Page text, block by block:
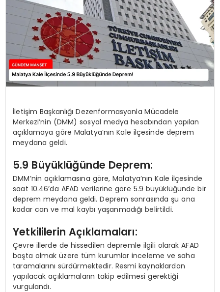
İletişim Başkanlığı Dezenformasyonla Mücadele
Merkezi’nin (DMM) sosyal medya hesabından yapılan
açıklamaya göre Malatya’nın Kale ilçesinde deprem
meydana geldi.
5.9 Büyüklüğünde Deprem:
DMM’nin açıklamasına göre, Malatya’nın Kale ilçesinde
saat 10.46’da AFAD verilerine göre 5.9 büyüklüğünde bir
deprem meydana geldi. Deprem sonrasında şu ana
kadar can ve mal kaybı yaşanmadığı belirtildi.
Yetkililerin Açıklamaları:
Çevre illerde de hissedilen depremle ilgili olarak AFAD
başta olmak üzere tüm kurumlar inceleme ve saha
taramalarını sürdürmektedir. Resmi kaynaklardan
yapılacak açıklamaların takip edilmesi gerektiği
vurgulandı.